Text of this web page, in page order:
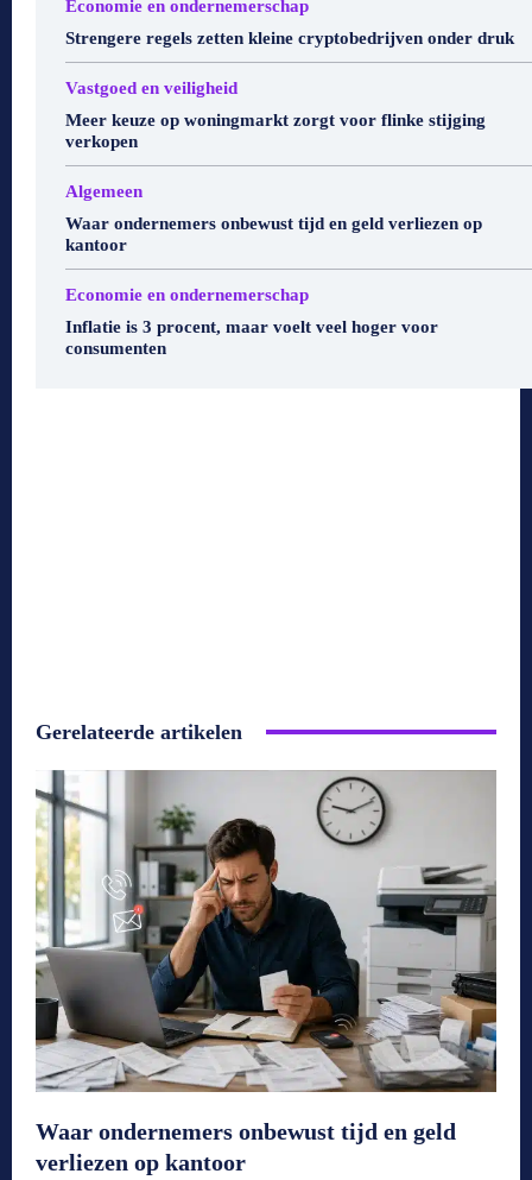
Economie en ondernemerschap
Strengere regels zetten kleine cryptobedrijven onder druk
Vastgoed en veiligheid
Meer keuze op woningmarkt zorgt voor flinke stijging
verkopen
Algemeen
Waar ondernemers onbewust tijd en geld verliezen op
kantoor
Economie en ondernemerschap
Inflatie is 3 procent, maar voelt veel hoger voor
consumenten
Gerelateerde artikelen
Waar ondernemers onbewust tijd en geld
verliezen op kantoor